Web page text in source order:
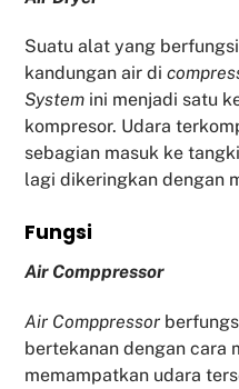
Suatu alat yang
kandungan air di
System ini menjadi satu
kompresor. Udara
sebagian masuk ke
lagi dikeringkan dengan
Fungsi
Air Comppressor
Air Comppressor
bertekanan dengan cara
memampatkan udara